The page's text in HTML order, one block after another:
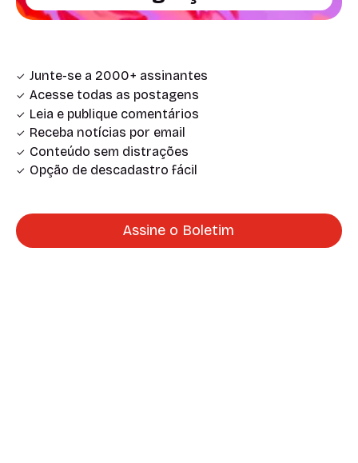
Junte-se a 2000+ assinantes
Acesse todas as postagens
Leia e publique comentários
Receba notícias por email
Conteúdo sem distrações
Opção de descadastro fácil
Assine o Boletim